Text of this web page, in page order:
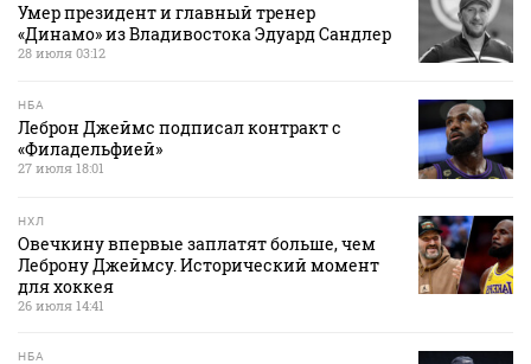
Умер президент и главный тренер
«Динамо» из Владивостока Эдуард Сандлер
28 июля 03:12
НБА
Леброн Джеймс подписал контракт с
«Филадельфией»
27 июля 18:01
НХЛ
Овечкину впервые заплатят больше, чем
Леброну Джеймсу. Исторический момент
для хоккея
26 июля 14:41
НБА